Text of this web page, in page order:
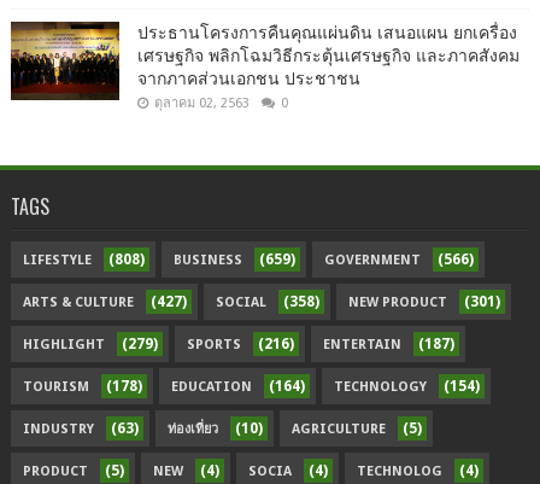
ประธานโครงการคืนคุณแผ่นดิน เสนอแผน ยกเครื่อง
เศรษฐกิจ พลิกโฉมวิธีกระตุ้นเศรษฐกิจ และภาคสังคม
จากภาคส่วนเอกชน ประชาชน
ตุลาคม 02, 2563 0
TAGS
LIFESTYLE (808) BUSINESS (659) GOVERNMENT (566)
ARTS & CULTURE (427) SOCIAL (358) NEW PRODUCT (301)
HIGHLIGHT (279) SPORTS (216) ENTERTAIN (187)
TOURISM (178) EDUCATION (164) TECHNOLOGY (154)
INDUSTRY (63) ท่องเที่ยว (10) AGRICULTURE (5)
PRODUCT (5) NEW (4) SOCIA (4) TECHNOLOG (4)